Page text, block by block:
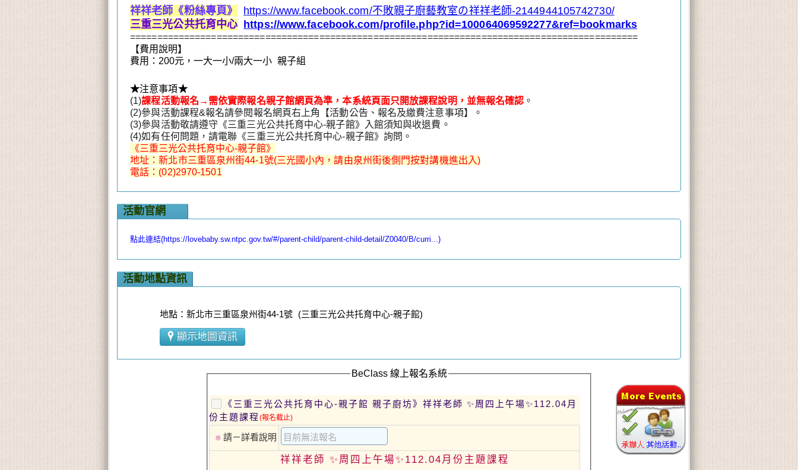
祥祥老師《粉絲專頁》
https://www.facebook.com/不敗親子廚藝教室の祥祥老師-2144944105742730/
三重三光公共托育中心
https://www.facebook.com/profile.php?id=100064069592277&ref=bookmarks
==============================================================================================
【費用說明】
費用：200元，一大一小/兩大一小 親子組
★注意事項★
(1)課程活動報名→需依實際報名親子館網頁為準，本系統頁面只開放課程說明，並無報名確認 。
(2)參與活動課程&報名請參閱報名網頁右上角【活動公告、報名及繳費注意事項】
。
(3)參與活動敬請遵守《三重三光公共托育中心-親子館》入館須知與收退費 。
(4)如有任何問題，請電聯《三重三光公共托育中心-親子館》詢問。
《三重三光公共托育中心-親子館》
地址：新北市三重區泉州街44-1號(三光國小內，請由泉州街後側門按對講機進出入)
電話：(02)2970-1501
活動官網
點此連結(https://lovebaby.sw.ntpc.gov.tw/#/parent-child/parent-child-detail/Z0040/B/curri...)
活動地點資訊
地點：新北市三重區泉州街44-1號 (三重三光公共托育中心-親子館)
顯示地圖資訊
BeClass 線上報名系統
《三重三光公共托育中心-親子館 親子廚坊》祥祥老師 ✨周四上午場✨112.04月
份主題課程 (報名截止)
※ 請－詳看說明
祥祥老師 ✨周四上午場✨112.04月份主題課程